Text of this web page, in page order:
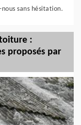
sans hésitation.
:
proposés par